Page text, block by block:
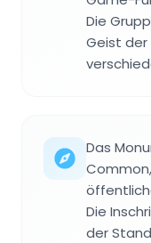
Die
Geist
Das
Die
der